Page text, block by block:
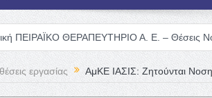
ΘΕΡΑΠΕΥΤΗΡΙΟ Α. Ε. – Θέσεις Νοσηλευτικού
εργασίας ΑμΚΕ ΙΑΣΙΣ: Ζητούνται